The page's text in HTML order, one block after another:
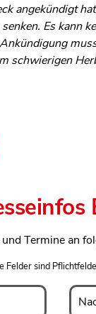
angekündigt
Es kann
schwierigen
Termine an
Felder sind